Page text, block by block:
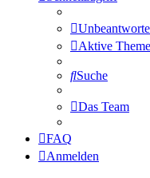
Aktive
Suche
Das Team
FAQ
Anmelden